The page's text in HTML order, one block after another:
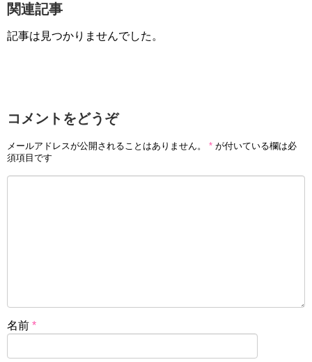
関連記事
記事は見つかりませんでした。
コメントをどうぞ
メールアドレスが公開されることはありません。 * が付いている欄は必
須項目です
名前 *